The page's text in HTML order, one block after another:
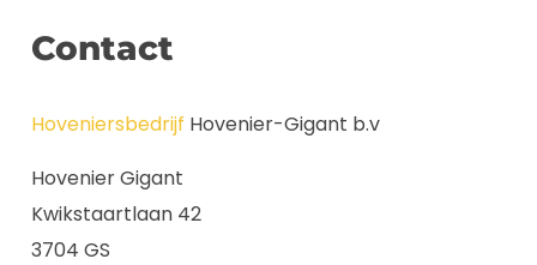
Contact
Hoveniersbedrijf Hovenier-Gigant b.v
Hovenier Gigant
Kwikstaartlaan 42
3704 GS